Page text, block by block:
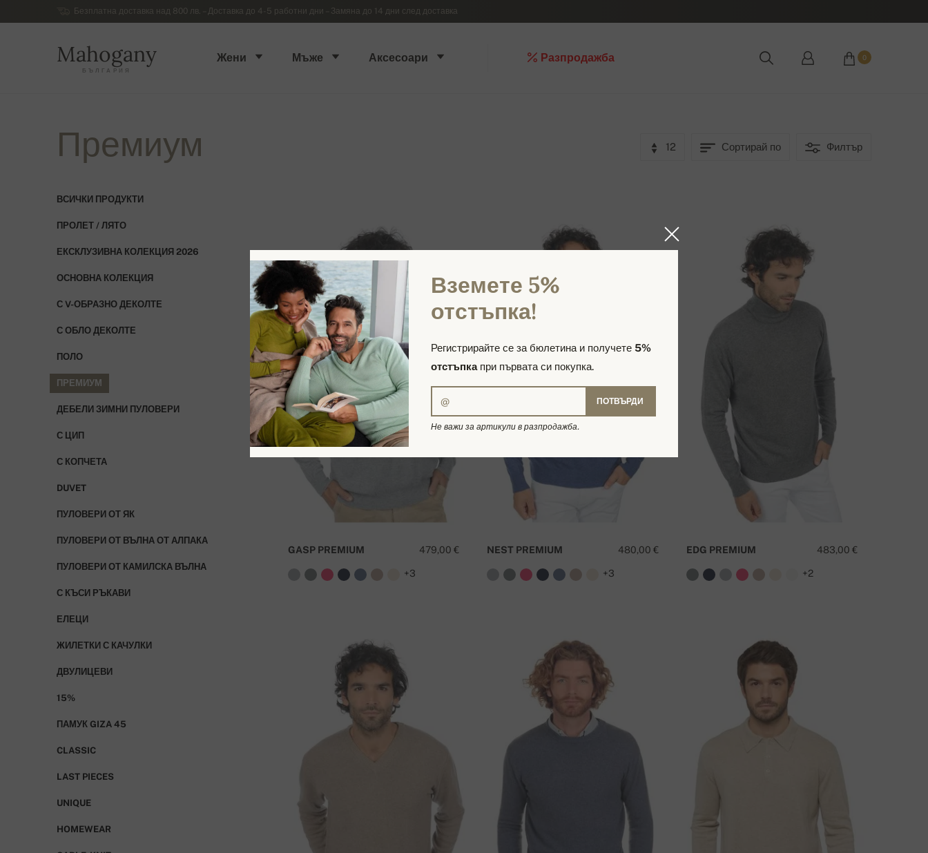
Безплатна доставка над 800 лв. – Доставка до 4-5 работни дни – Замяна до 14 дни след доставка
Mahogany
БЪЛГАРИЯ
Жени Мъже Аксесоари Разпродажба 0
Премиум 12 Сортирай по Филтър
ВСИЧКИ ПРОДУКТИ
ПРОЛЕТ / ЛЯТО
ЕКСКЛУЗИВНА КОЛЕКЦИЯ 2026
ОСНОВНА КОЛЕКЦИЯ
С V-ОБРАЗНО ДЕКОЛТЕ
С ОБЛО ДЕКОЛТЕ
ПОЛО
ПРЕМИУМ
ДЕБЕЛИ ЗИМНИ ПУЛОВЕРИ
С ЦИП
С КОПЧЕТА
DUVET
ПУЛОВЕРИ ОТ ЯК
ПУЛОВЕРИ ОТ ВЪЛНА ОТ АЛПАКА
ПУЛОВЕРИ ОТ КАМИЛСКА ВЪЛНА
С КЪСИ РЪКАВИ
ЕЛЕЦИ
ЖИЛЕТКИ С КАЧУЛКИ
ДВУЛИЦЕВИ
15%
ПАМУК GIZA 45
CLASSIC
LAST PIECES
UNIQUE
HOMEWEAR
479,00 €
GASP PREMIUM
+3
480,00 €
NEST PREMIUM
+3
483,00 €
EDG PREMIUM
+2
Вземете 5%
отстъпка!
Регистрирайте се за бюлетина и получете 5%
отстъпкапри първата си покупка.
ПОТВЪРДИ
Не важи за артикули в разпродажба.